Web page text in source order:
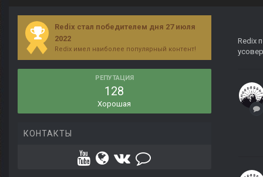
Redix стал победителем дня 27 июля
2022
Redix имел наиболее популярный контент!
РЕПУТАЦИЯ
128
Хорошая
КОНТАКТЫ
Redix